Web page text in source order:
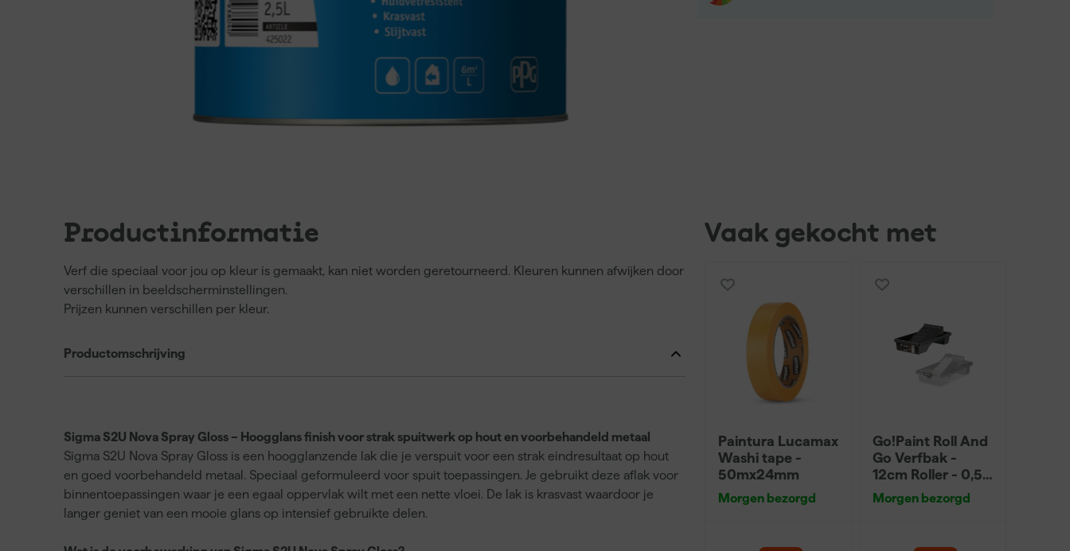
Productinformatie
Verf die speciaal voor jou op kleur is gemaakt, kan niet worden geretourneerd. Kleuren kunnen afwijken door
verschillen in beeldscherminstellingen.
Prijzen kunnen verschillen per kleur.
Productomschrijving
Sigma S2U Nova Spray Gloss – Hoogglans finish voor strak spuitwerk op hout en voorbehandeld metaal
Sigma S2U Nova Spray Gloss is een hoogglanzende lak die je verspuit voor een strak eindresultaat op hout
en goed voorbehandeld metaal. Speciaal geformuleerd voor spuit toepassingen. Je gebruikt deze aflak voor
binnentoepassingen waar je een egaal oppervlak wilt met een nette vloei. De lak is krasvast waardoor je
langer geniet van een mooie glans op intensief gebruikte delen.
Vaak gekocht met
Paintura Lucamax
Washi tape -
50mx24mm
Morgen bezorgd
Go!Paint Roll And
Go Verfbak -
12cm Roller - 0,5L
+ 5 Inzetbakken
Morgen bezorgd